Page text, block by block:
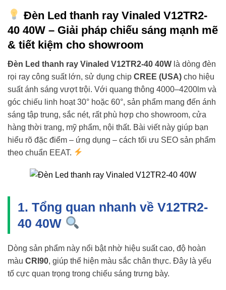
Đèn Led thanh ray Vinaled V12TR2-
40 40W – Giải pháp chiếu sáng mạnh mẽ
& tiết kiệm cho showroom
Đèn Led thanh ray Vinaled V12TR2-40 40W là dòng đèn
rọi ray công suất lớn, sử dụng chip CREE (USA) cho hiệu
suất ánh sáng vượt trội. Với quang thông 4000–4200lm và
góc chiếu linh hoạt 30° hoặc 60°, sản phẩm mang đến ánh
sáng tập trung, sắc nét, rất phù hợp cho showroom, cửa
hàng thời trang, mỹ phẩm, nội thất. Bài viết này giúp bạn
hiểu rõ đặc điểm – ứng dụng – cách tối ưu SEO sản phẩm
theo chuẩn EEAT.
1. Tổng quan nhanh về V12TR2-
40 40W
Dòng sản phẩm này nổi bật nhờ hiệu suất cao, độ hoàn
màu CRI90, giúp thể hiện màu sắc chân thực. Đây là yếu
tố cực quan trọng trong chiếu sáng trưng bày.